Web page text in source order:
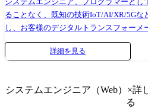
ィッドカー、大手採用支援企業サイトの
トがある企業のサービスを当社が主導し
内ではWEBアプリケーション開発だけ
構築、UIUX開発、業務システム開発な
ーズが高いサービス開発に携わること可能です。 3,時代に
のエンジニアが所属しており、ニーズ
を積むことやキャリアプランに合わせた
ることなく、既知の技術IoT/AI/XR/5Gな
し、お客様のデジタルトランスフォーメ
す。 当社では技術×コンサルを強みにDX/プロダクト・サービス開
発/SaaS開発案件を、直接大手企業やス
ービスなど市場ニーズの高いプロダクト開
で有名なMA(Marketing Automation)の
詳細を見る
システムエンジニア（Web） ×詳
る